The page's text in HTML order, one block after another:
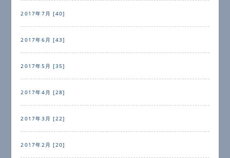
2017年7月 [40]
2017年6月 [43]
2017年5月 [35]
2017年4月 [28]
2017年3月 [22]
2017年2月 [20]